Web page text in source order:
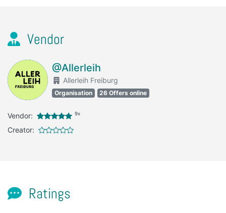
Vendor
@Allerleih
Allerleih Freiburg
Organisation 26 Offers online
Vendor: 9x
Creator:
Ratings